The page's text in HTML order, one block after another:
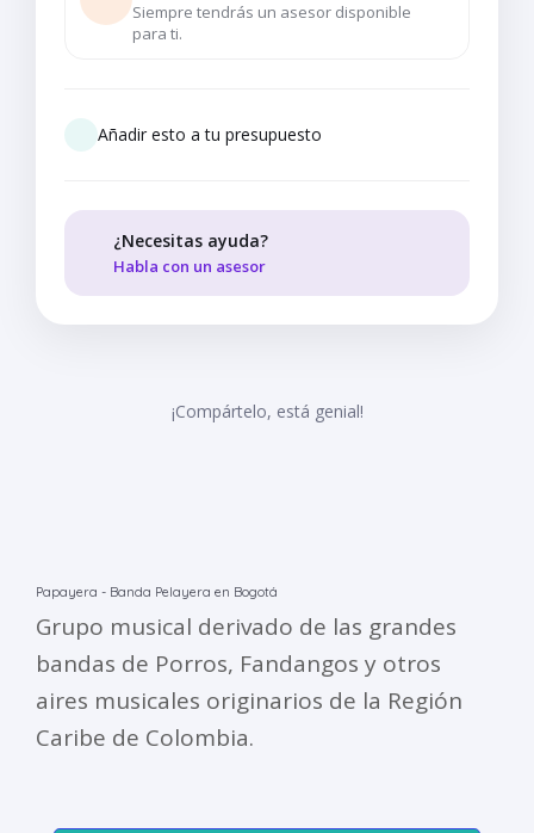
Siempre tendrás un asesor disponible
para ti.
Añadir esto a tu presupuesto
¿Necesitas ayuda?
Habla con un asesor
¡Compártelo, está genial!
Papayera - Banda Pelayera en Bogotá
Grupo musical derivado de las grandes
bandas de Porros, Fandangos y otros
aires musicales originarios de la Región
Caribe de Colombia.